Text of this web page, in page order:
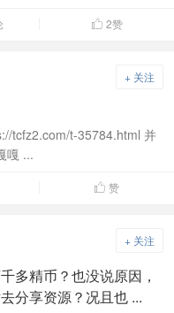
 2赞
+ 关注
tcfz2.com/t-35784.html 并
嘎 ...
 赞
+ 关注
多精币？也没说原因，
分享资源？况且也 ...